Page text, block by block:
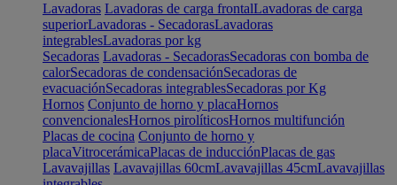
Lavadoras Lavadoras de carga frontalLavadoras de carga
superiorLavadoras - SecadorasLavadoras
integrablesLavadoras por kg
Secadoras Lavadoras - SecadorasSecadoras con bomba de
calorSecadoras de condensaciónSecadoras de
evacuaciónSecadoras integrablesSecadoras por Kg
Hornos Conjunto de horno y placaHornos
convencionalesHornos pirolíticosHornos multifunción
Placas de cocina Conjunto de horno y
placaVitrocerámicaPlacas de inducciónPlacas de gas
Lavavajillas Lavavajillas 60cmLavavajillas 45cmLavavajillas